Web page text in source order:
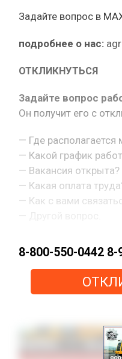
Задайте вопрос в
подробнее о нас:
ОТКЛИКНУТЬСЯ
Задайте вопрос
Он получит его с
— Где располагается
— Какой график
— Вакансия открыта?
— Какая оплата
— Как с вами
8-800-550-0442